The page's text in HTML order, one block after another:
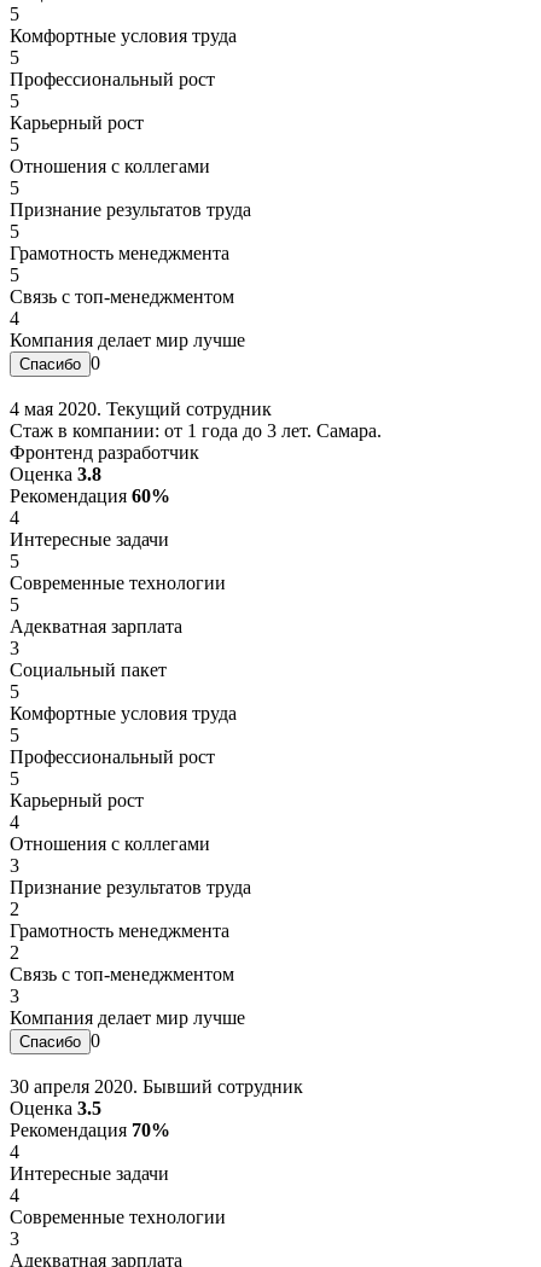
5
Комфортные условия труда
5
Профессиональный рост
5
Карьерный рост
5
Отношения с коллегами
5
Признание результатов труда
5
Грамотность менеджмента
5
Связь с топ-менеджментом
4
Компания делает мир лучше
0
4 мая 2020. Текущий сотрудник
Стаж в компании: от 1 года до 3 лет. Самара.
Фронтенд разработчик
Оценка 3.8
Рекомендация 60%
4
Интересные задачи
5
Современные технологии
5
Адекватная зарплата
3
Социальный пакет
5
Комфортные условия труда
5
Профессиональный рост
5
Карьерный рост
4
Отношения с коллегами
3
Признание результатов труда
2
Грамотность менеджмента
2
Связь с топ-менеджментом
3
Компания делает мир лучше
0
30 апреля 2020. Бывший сотрудник
Оценка 3.5
Рекомендация 70%
4
Интересные задачи
4
Современные технологии
3
Адекватная зарплата